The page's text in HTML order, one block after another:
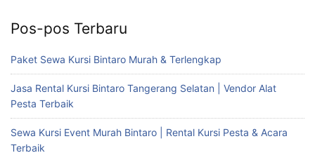
Pos-pos Terbaru
Paket Sewa Kursi Bintaro Murah & Terlengkap
Jasa Rental Kursi Bintaro Tangerang Selatan | Vendor Alat
Pesta Terbaik
Sewa Kursi Event Murah Bintaro | Rental Kursi Pesta & Acara
Terbaik